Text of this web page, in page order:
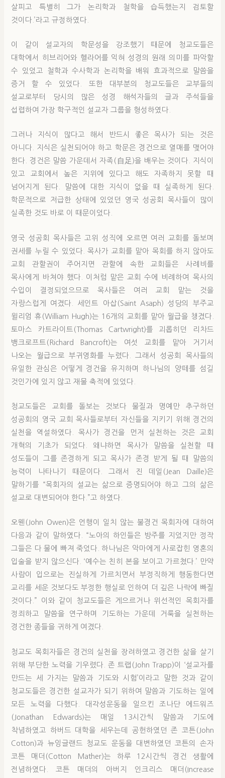
살피고 특별히 그가 논리학과 철학을 습득했는지 검토할
것이다.’라고 규정하였다.
이 같이 설교자의 학문성을 강조했기 때문에 청교도들은
대학에서 히브리어와 헬라어를 익혀 성경의 원래 의미를 파악할
수 있었고 철학과 수사학과 논리학을 배워 효과적으로 말씀을
증거 할 수 있었다. 또한 대부분의 청교도들은 교부들의
설교로부터 당시의 많은 성경 해석자들의 글과 주석들을
섭렵하여 가장 학구적인 설교자 그룹을 형성하였다.
그러나 지식이 많다고 해서 반드시 좋은 목사가 되는 것은
아니다. 지식은 실천되어야 하고 학문은 경건으로 열매를 맺어야
한다. 경건은 말씀 가운데서 자족(自足)을 배우는 것이다. 지식이
있고 교회에서 높은 지위에 있다고 해도 자족하지 못할 때
넘어지게 된다. 말씀에 대한 지식이 없을 때 실족하게 된다.
학문적으로 저급한 상태에 있었던 영국 성공회 목사들이 많이
실족한 것도 바로 이 때문이었다.
영국 성공회 목사들은 고위 성직에 오르면 여러 교회를 돌보며
권세를 누릴 수 있었다. 목사가 교회를 맡아 목회를 하지 않아도
교회 관할권이 주어지면 관할에 속한 교회들은 사례비를
목사에게 바쳐야 했다. 이처럼 맡은 교회 수에 비례하여 목사의
수입이 결정되었으므로 목사들은 여러 교회 맡는 것을
자랑스럽게 여겼다. 세인트 아삽(Saint Asaph) 성당의 부주교
윌리엄 휴(William Hugh)는 16개의 교회를 맡아 월급을 챙겼다.
토마스 카트라이트(Thomas Cartwright)를 괴롭히던 리차드
뱅크로프트(Richard Bancroft)는 여섯 교회를 맡아 거기서
나오는 월급으로 부귀영화를 누렸다. 그래서 성공회 목사들의
유일한 관심은 어떻게 경건을 유지하며 하나님의 양떼를 섬길
것인가에 있지 않고 재물 축적에 있었다.
청교도들은 교회를 돌보는 것보다 물질과 명예만 추구하던
성공회의 영국 교회 목사들로부터 자신들을 지키기 위해 경건의
실천을 역설하였다. 목사가 경건을 먼저 실천하는 것은 교회
개혁의 기초가 되었다. 왜냐하면 목사가 말씀을 실천할 때
성도들이 그를 존경하게 되고 목사가 존경 받게 될 때 말씀의
능력이 나타나기 때문이다. 그래서 진 데일(Jean Daille)은
말하기를 “목회자의 설교는 삶으로 증명되어야 하고 그의 삶은
설교로 대변되어야 한다.”고 하였다.
오웬(John Owen)은 언행이 일치 않는 불경건 목회자에 대하여
다음과 같이 말하였다. “노아의 하인들은 방주를 지었지만 정작
그들은 다 물에 빠져 죽었다. 하나님은 악마에게 사로잡힌 영혼의
입술을 받지 않으신다. ‘예수는 친히 본을 보이고 가르쳤다.’ 만약
사람이 입으로는 진실하게 가르치면서 부정직하게 행동한다면
교리를 세운 것보다도 부정한 행실로 인하여 더 깊은 나락에 빠질
것이다.” 이와 같이 청교도들은 게으르거나 위선적인 목회자를
정죄하고 말씀을 연구하며 기도하는 가운데 거룩을 실천하는
경건한 종들을 귀하게 여겼다.
청교도 목회자들은 경건의 실천을 장려하였고 경건한 삶을 살기
위해 부단한 노력을 기우렸다. 존 트랩(John Trapp)이 ‘설교자를
만드는 세 가지는 말씀과 기도와 시험’이라고 말한 것과 같이
청교도들은 경건한 설교자가 되기 위하여 말씀과 기도하는 일에
모든 노력을 다했다. 대각성운동을 일으킨 조나단 에드워즈
(Jonathan Edwards)는 매일 13시간씩 말씀과 기도에
착념하였고 하버드 대학을 세우는데 공헌하였던 존 코튼(John
Cotton)과 뉴잉글랜드 청교도 운동을 대변하였던 코튼의 손자
코튼 매더(Cotton Mather)는 하루 12시간씩 경건 생활에
전념하였다. 코튼 매더의 아버지 인크리스 매더(Increase